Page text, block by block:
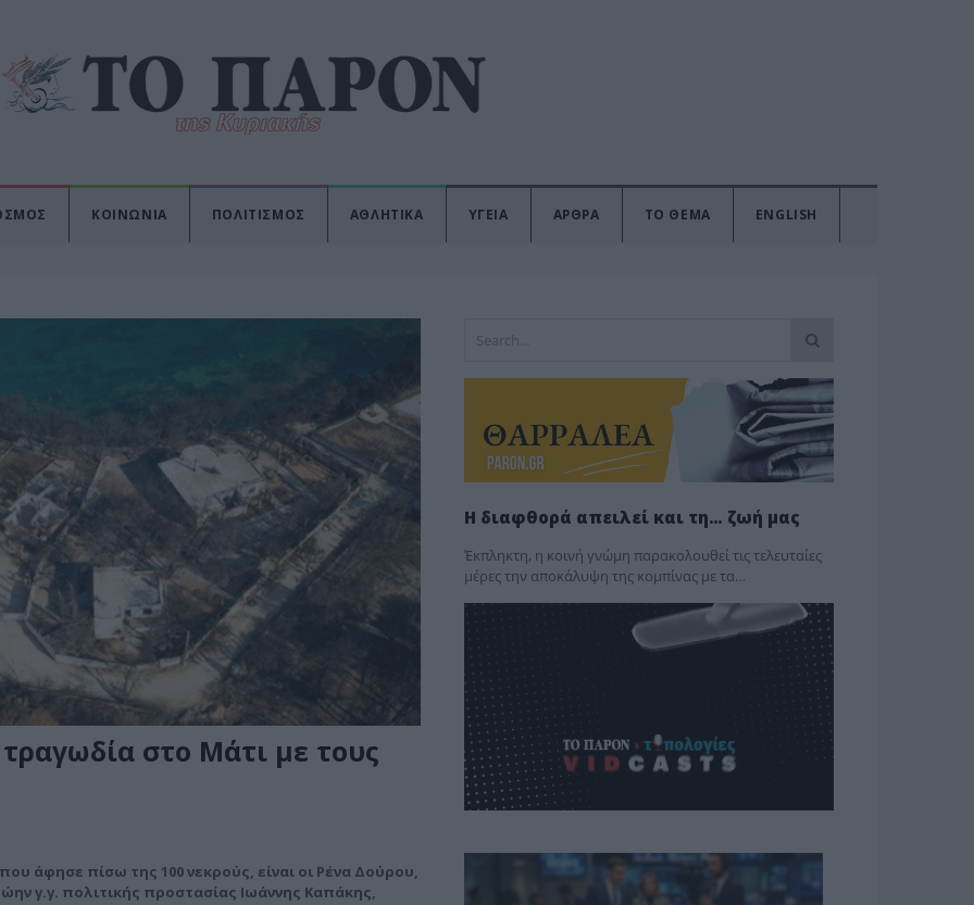
ΚΟΙΝΩΝΙΑ ΠΟΛΙΤΙΣΜΟΣ ΑΘΛΗΤΙΚΑ ΥΓΕΙΑ ΑΡΘΡΑ ΤΟ ΘΕΜΑ ENGLISH
τραγωδία στο Μάτι με τους
άφησε πίσω της 100 νεκρούς, είναι οι Ρένα Δούρου,
γ.γ. πολιτικής προστασίας Ιωάννης Καπάκης,
Η διαφθορά απειλεί και τη… ζωή μας
Έκπληκτη, η κοινή γνώμη παρακολουθεί τις τελευταίες
μέρες την αποκάλυψη της κο­μπίνας με τα…